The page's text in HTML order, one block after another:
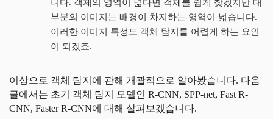
니다. 객체의 영역이 넓다면 객체를 쉽게 찾겠지만 대
부분의 이미지는 배경이 차지하는 영역이 넓습니다.
이러한 이미지 특성도 객체 탐지를 어렵게 하는 요인
이 되겠죠.
이상으로 객체 탐지에 관해 개괄적으로 알아봤습니다. 다음
글에서는 초기 객체 탐지 모델인 R-CNN, SPP-net, Fast R-
CNN, Faster R-CNN에 대해 살펴보겠습니다.